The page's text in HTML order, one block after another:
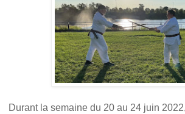
Durant la semaine du 20 au 24 juin